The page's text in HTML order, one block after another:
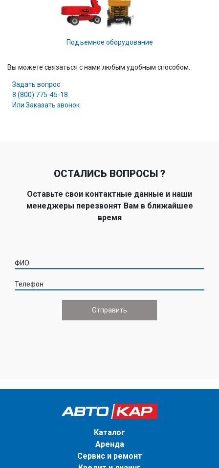
Подъемное оборудование
Вы можете связаться с нами любым удобным способом:
Задать вопрос
8 (800) 775-45-18
Или Заказать звонок
ОСТАЛИСЬ ВОПРОСЫ ?
Оставьте свои контактные данные и наши
менеджеры перезвонят Вам в ближайшее
время
ФИО
Телефон
Каталог
Аренда
Сервис и ремонт